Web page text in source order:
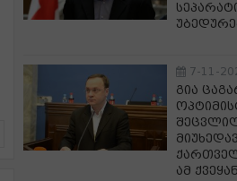
7-11-
გია
ამ